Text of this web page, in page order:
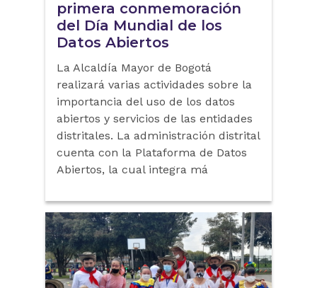
primera conmemoración
del Día Mundial de los
Datos Abiertos
La Alcaldía Mayor de Bogotá
realizará varias actividades sobre la
importancia del uso de los datos
abiertos y servicios de las entidades
distritales. La administración distrital
cuenta con la Plataforma de Datos
Abiertos, la cual integra má